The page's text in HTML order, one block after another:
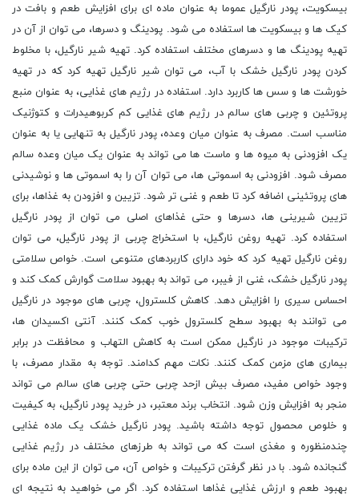
بیسکویت، پودر نارگیل عموما به عنوان ماده ای برای افزایش طعم و بافت در
کیک ها و بیسکویت ها استفاده می شود. پودینگ و دسرها، می توان از آن در
تهیه پودینگ ها و دسرهای مختلف استفاده کرد. تهیه شیر نارگیل، با مخلوط
کردن پودر نارگیل خشک با آب، می توان شیر نارگیل تهیه کرد که در تهیه
خورشت ها و سس ها کاربرد دارد. استفاده در رژیم های غذایی، به عنوان منبع
پروتئین و چربی های سالم در رژیم های غذایی کم کربوهیدرات و کتوژنیک
مناسب است. مصرف به عنوان میان وعده، پودر نارگیل به تنهایی یا به عنوان
یک افزودنی به میوه ها و ماست ها می تواند به عنوان یک میان وعده سالم
مصرف شود. افزودنی به اسموتی ها، می توان آن را به اسموتی ها و نوشیدنی
های پروتئینی اضافه کرد تا طعم و غنی تر شود. تزیین و افزودن به غذاها، برای
تزیین شیرینی ها، دسرها و حتی غذاهای اصلی می توان از پودر نارگیل
استفاده کرد. تهیه روغن نارگیل، با استخراج چربی از پودر نارگیل، می توان
روغن نارگیل تهیه کرد که خود دارای کاربردهای متنوعی است. خواص سلامتی
پودر نارگیل خشک، غنی از فیبر، می تواند به بهبود سلامت گوارش کمک کند و
احساس سیری را افزایش دهد. کاهش کلسترول، چربی های موجود در نارگیل
می توانند به بهبود سطح کلسترول خوب کمک کنند. آنتی اکسیدان ها،
ترکیبات موجود در نارگیل ممکن است به کاهش التهاب و محافظت در برابر
بیماری های مزمن کمک کنند. نکات مهم کدامند. توجه به مقدار مصرف، با
وجود خواص مفید، مصرف بیش ازحد چربی حتی چربی های سالم می تواند
منجر به افزایش وزن شود. انتخاب برند معتبر، در خرید پودر نارگیل، به کیفیت
و خلوص محصول توجه داشته باشید. پودر نارگیل خشک یک ماده غذایی
چندمنظوره و مغذی است که می تواند به طرزهای مختلف در رژیم غذایی
گنجانده شود. با در نظر گرفتن ترکیبات و خواص آن، می توان از این ماده برای
بهبود طعم و ارزش غذایی غذاها استفاده کرد. اگر می خواهید به نتیجه ای